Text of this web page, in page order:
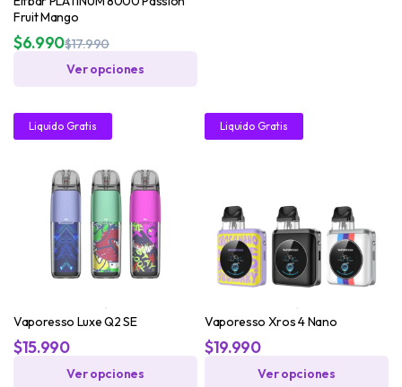
Fruit Mango
$17.990
$6.990
Ver opciones
21%
Vaporesso Luxe Q2 SE
$15.990
Ver opciones
Liquido Gratis
51%
Vaporesso Xros 4 Nano
$19.990
Ver opciones
Liquido Gratis